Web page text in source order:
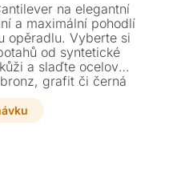
na elegantní
a maximální pohodlí
opěradlu. Vyberte si
od syntetické
a slaďte ocelovou
grafit či černá
stylová židle o
přinese do vašeho
a prvotřídní oporu.